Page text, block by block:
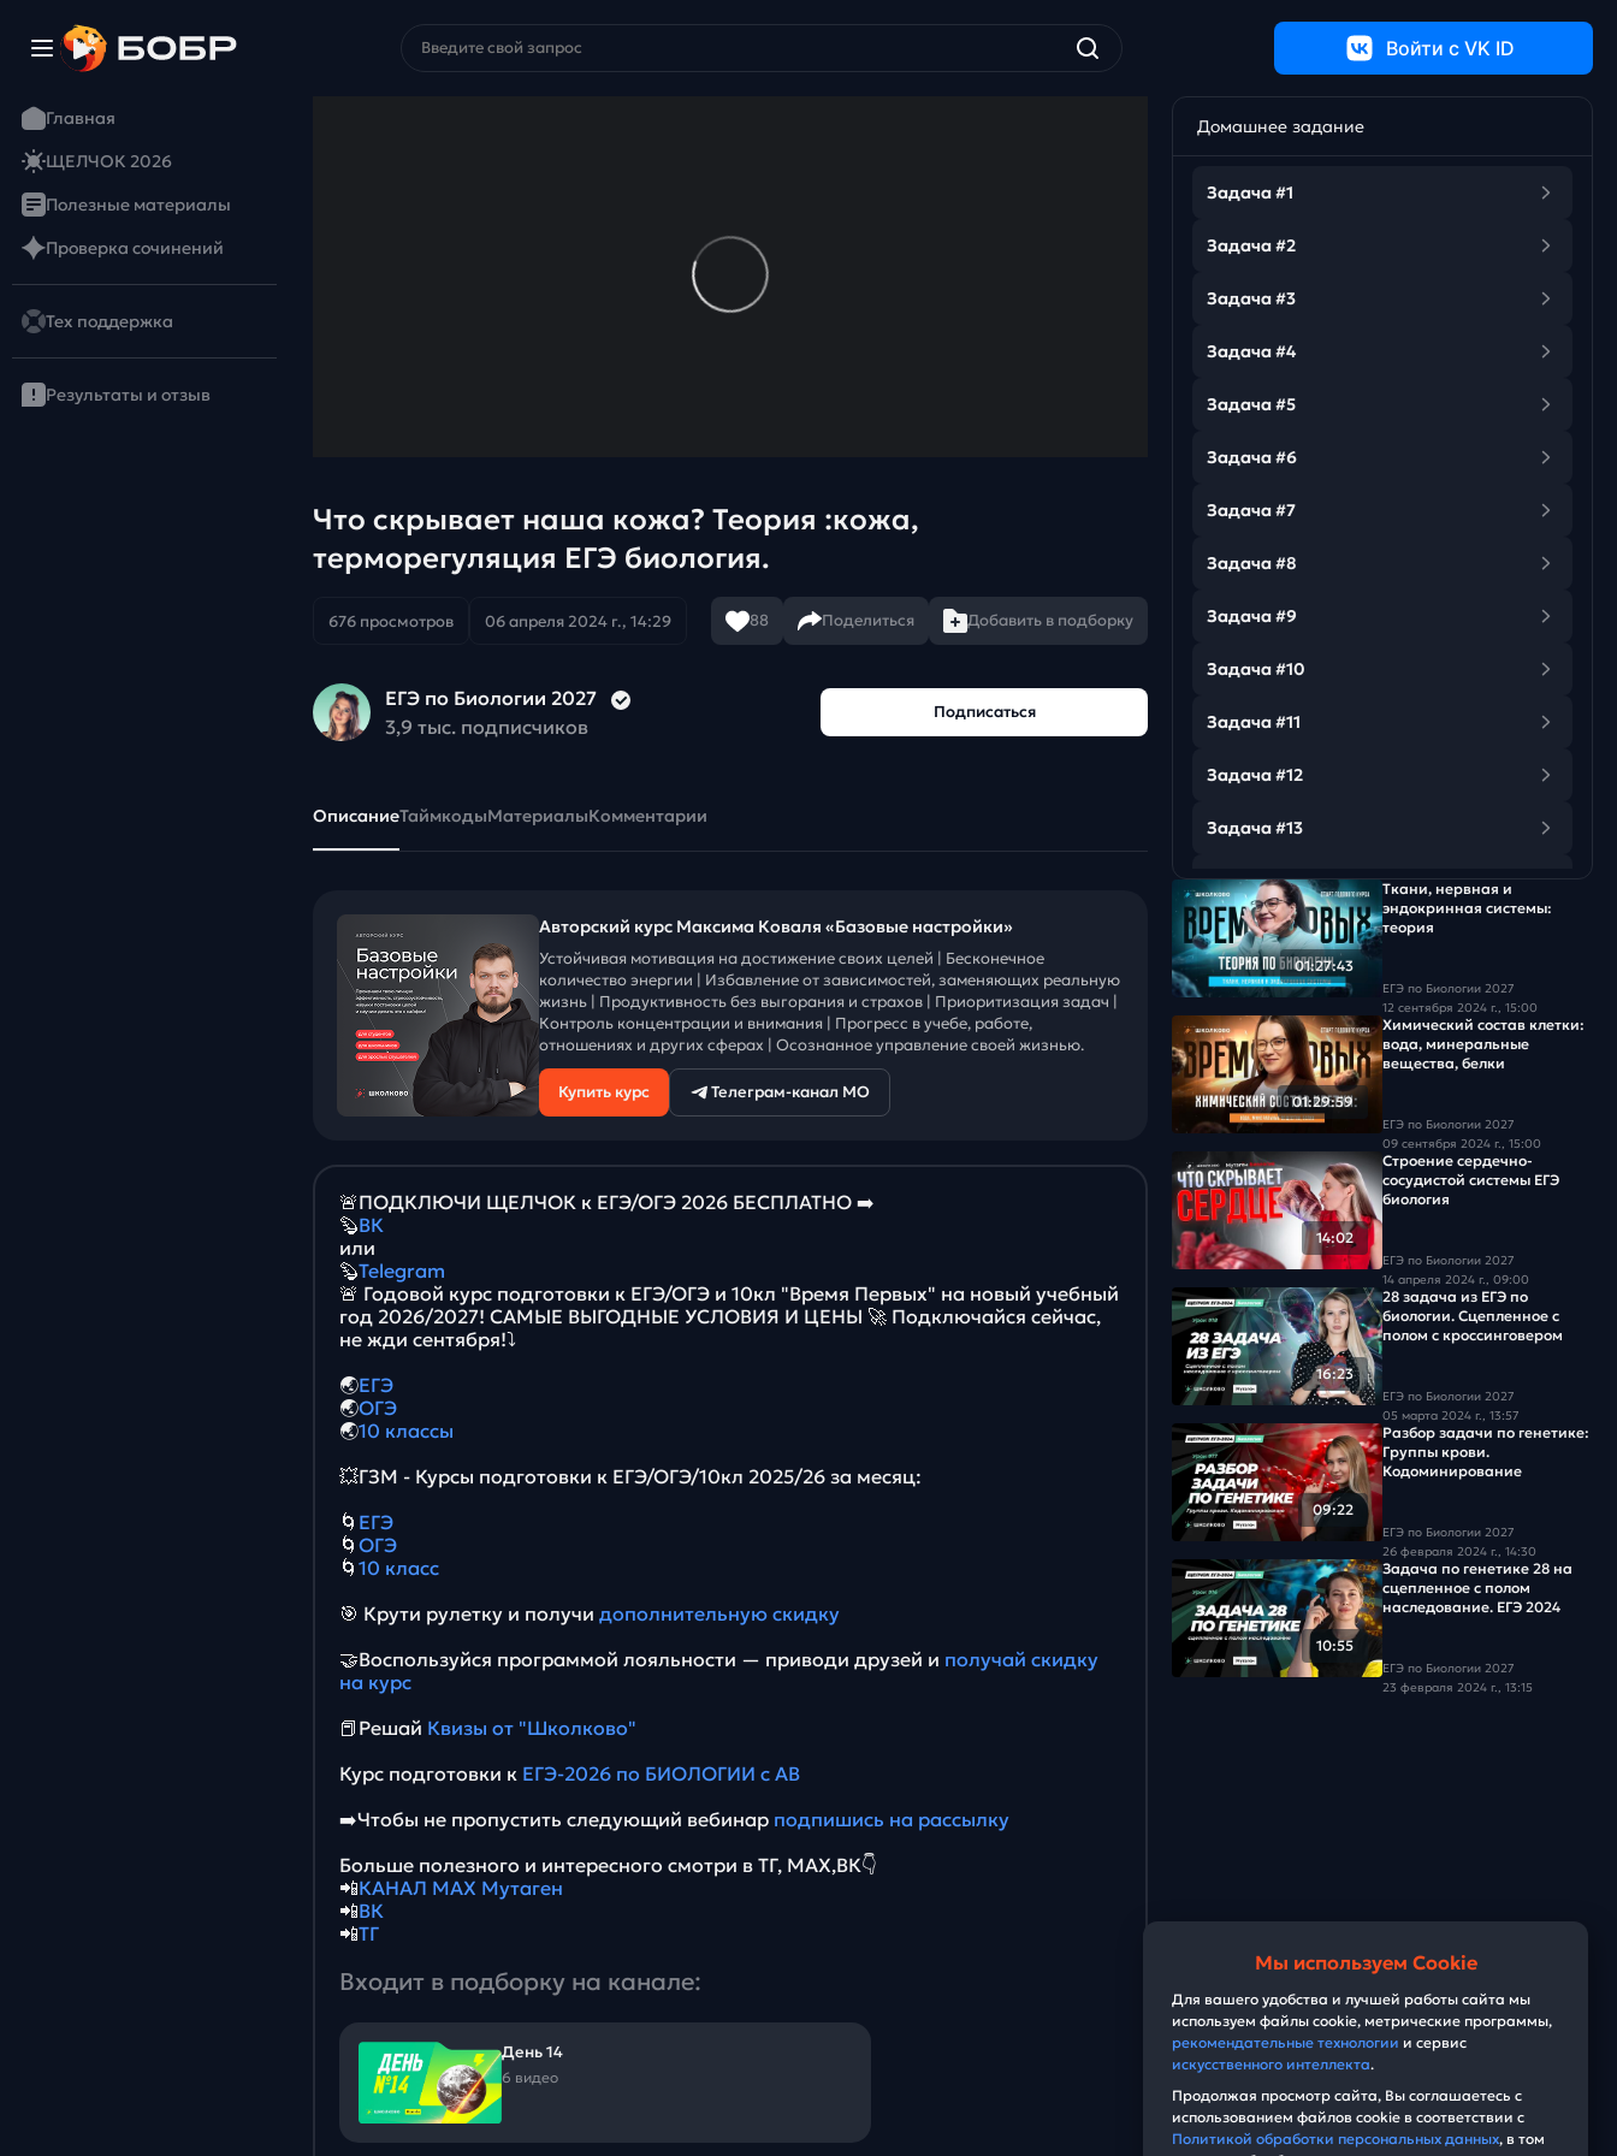
Войти c VK ID
Главная
ЩЕЛЧОК 2026
Полезные материалы
Проверка сочинений
Тех поддержка
Результаты и отзыв
Что скрывает наша кожа? Теория :кожа,
терморегуляция ЕГЭ биология.
676 просмотров 06 апреля 2024 г., 14:29 88 Поделиться Добавить в подборку
ЕГЭ по Биологии 2027
3,9 тыс. подписчиков
Подписаться
ОписаниеТаймкодыМатериалыКомментарии
Авторский курс Максима Коваля «Базовые настройки»
Устойчивая мотивация на достижение своих целей | Бесконечное
количество энергии | Избавление от зависимостей, заменяющих реальную
жизнь | Продуктивность без выгорания и страхов | Приоритизация задач |
Контроль концентрации и внимания | Прогресс в учебе, работе,
отношениях и других сферах | Осознанное управление своей жизнью.
Купить курс Телеграм-канал МО
🚨ПОДКЛЮЧИ ЩЕЛЧОК к ЕГЭ/ОГЭ 2026 БЕСПЛАТНО ➡️
🦫ВК
или
🦫Telegram
🚨 Годовой курс подготовки к ЕГЭ/ОГЭ и 10кл "Время Первых" на новый учебный
год 2026/2027! САМЫЕ ВЫГОДНЫЕ УСЛОВИЯ И ЦЕНЫ 🚀 Подключайся сейчас,
не жди сентября!⤵️
🌏ЕГЭ
🌏ОГЭ
🌏10 классы
💥ГЗМ - Курсы подготовки к ЕГЭ/ОГЭ/10кл 2025/26 за месяц:
🌀 ЕГЭ
🌀 ОГЭ
🌀 10 класс
🎯 Крути рулетку и получи дополнительную скидку
🤝Воспользуйся программой лояльности — приводи друзей и получай скидку
на курс
📕Решай Квизы от "Школково"
Курс подготовки к ЕГЭ-2026 по БИОЛОГИИ с АВ
➡️Чтобы не пропустить следующий вебинар подпишись на рассылку
Больше полезного и интересного смотри в ТГ, МАХ,ВК👇
📲КАНАЛ МАХ Мутаген
📲ВК
📲ТГ
Входит в подборку на канале:
День 14
6 видео
Домашнее задание
Задача #1
Задача #2
Задача #3
Задача #4
Задача #5
Задача #6
Задача #7
Задача #8
Задача #9
Задача #10
Задача #11
Задача #12
Задача #13
Задача #14
Задача #15
Задача #16
Задача #17
Задача #18
Задача #20
Задача #21
Задача #22
Задача #23
Задача #24
Задача #25
Задача #26
Задача #27
Задача #28
Задача #29
Задача #35
Задача #36
Задача #37
Задача #38
01:27:43
Ткани, нервная и
эндокринная системы:
теория
ЕГЭ по Биологии 2027
12 сентября 2024 г., 15:00
01:29:59
Химический состав клетки:
вода, минеральные
вещества, белки
ЕГЭ по Биологии 2027
09 сентября 2024 г., 15:00
14:02
Строение сердечно-
сосудистой системы ЕГЭ
биология
ЕГЭ по Биологии 2027
14 апреля 2024 г., 09:00
16:23
28 задача из ЕГЭ по
биологии. Сцепленное с
полом с кроссинговером
ЕГЭ по Биологии 2027
05 марта 2024 г., 13:57
09:22
Разбор задачи по генетике:
Группы крови.
Кодоминирование
ЕГЭ по Биологии 2027
26 февраля 2024 г., 14:30
10:55
Задача по генетике 28 на
сцепленное с полом
наследование. ЕГЭ 2024
ЕГЭ по Биологии 2027
23 февраля 2024 г., 13:15
Мы используем Cookie
Для вашего удобства и лучшей работы сайта мы
используем файлы cookie, метрические программы,
рекомендательные технологии и сервис
искусственного интеллекта.
Продолжая просмотр сайта, Вы соглашаетесь с
использованием файлов cookie в соответствии с
Политикой обработки персональных данных, в том